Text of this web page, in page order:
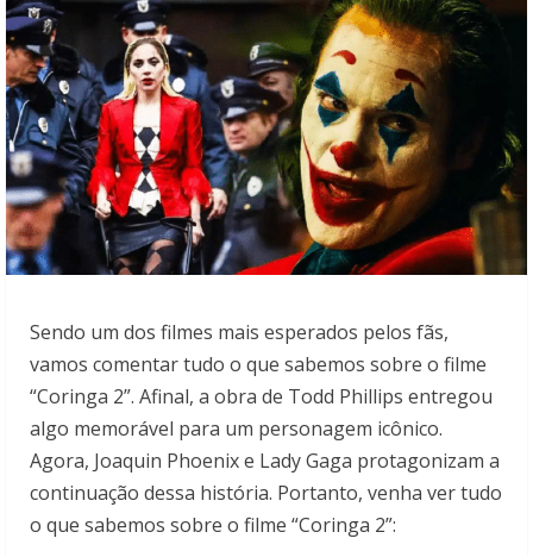
Sendo um dos filmes mais esperados pelos fãs,
vamos comentar tudo o que sabemos sobre o filme
“Coringa 2”. Afinal, a obra de Todd Phillips entregou
algo memorável para um personagem icônico.
Agora, Joaquin Phoenix e Lady Gaga protagonizam a
continuação dessa história. Portanto, venha ver tudo
o que sabemos sobre o filme “Coringa 2”: